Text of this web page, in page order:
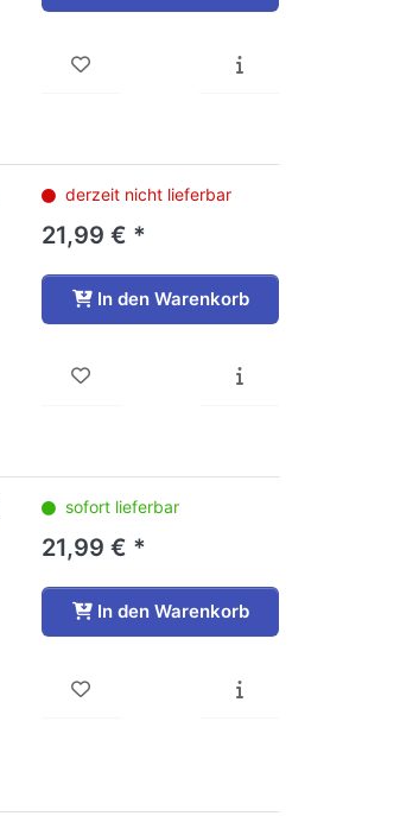
derzeit nicht lieferbar
21,99 € *
In den Warenkorb
sofort lieferbar
21,99 € *
In den Warenkorb